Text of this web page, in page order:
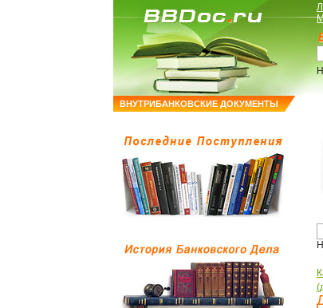
ВНУТРИБАНКОВСКИЕ ДОКУМЕНТЫ